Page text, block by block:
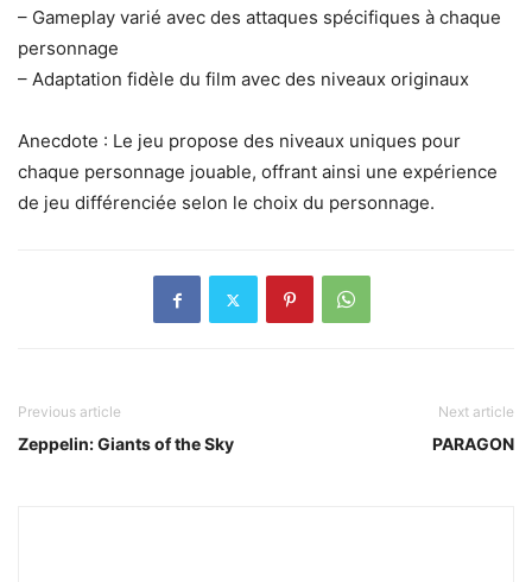
– Gameplay varié avec des attaques spécifiques à chaque
personnage
– Adaptation fidèle du film avec des niveaux originaux
Anecdote : Le jeu propose des niveaux uniques pour
chaque personnage jouable, offrant ainsi une expérience
de jeu différenciée selon le choix du personnage.
Previous article
Zeppelin: Giants of the Sky
Next article
PARAGON